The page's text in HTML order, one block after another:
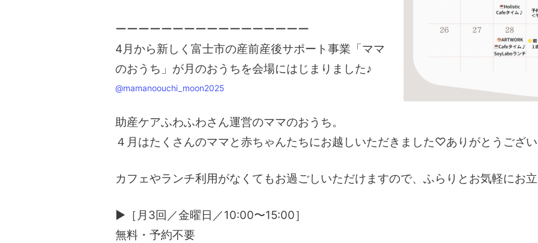
ーーーーーーーーーーーーーーーーー
4月から新しく富士市の産前産後サポート事業「ママ
のおうち」が月のおうちを会場にはじまりました♪​
@mamanoouchi_moon2025
助産ケアふわふわさん運営のママのおうち。
４月はたくさんのママと赤ちゃんたちにお越しいただきました♡ありがとうござ
カフェやランチ利用がなくてもお過ごしいただけますので、ふらりとお気軽にお
▶［月3回／金曜日／10:00〜15:00］
無料・予約不要